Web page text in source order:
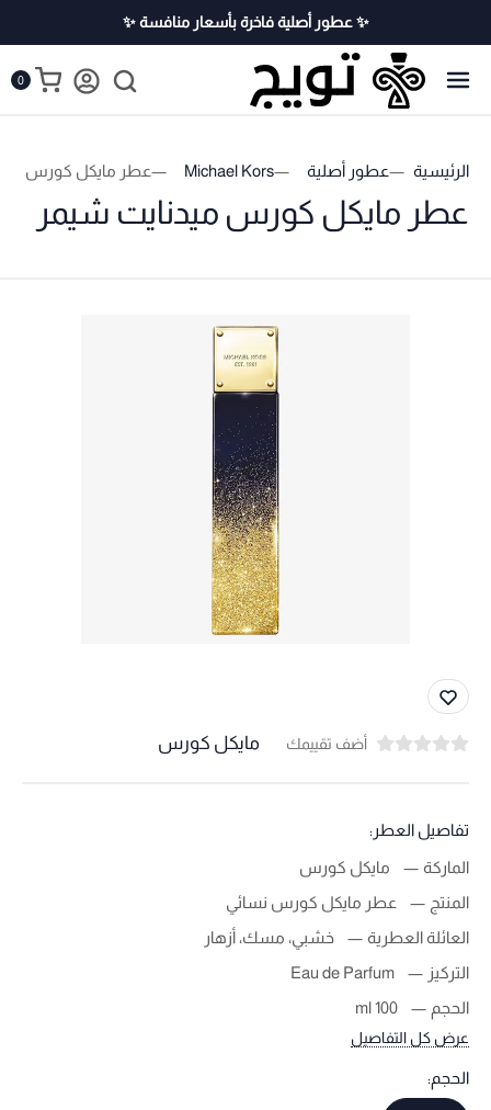
✨ عطور أصلية فاخرة بأسعار منافسة ✨
0
الرئيسية عطور أصلية Michael Kors عطر مايكل كورس
عطر مايكل كورس ميدنايت شيمر
أضف تقييمك مايكل كورس
تفاصيل العطر:
الماركة
مايكل كورس
المنتج
عطر مايكل كورس نسائي
العائلة العطرية
خشبي، مسك، أزهار
التركيز
Eau de Parfum
الحجم
100 ml
عرض كل التفاصيل
الحجم: